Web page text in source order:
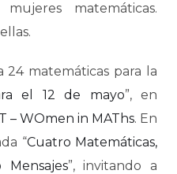
matemáticas.
24 matemáticas para la
el 12 de mayo”, en
– WOmen in MAThs. En
“Cuatro Matemáticas,
”, invitando a